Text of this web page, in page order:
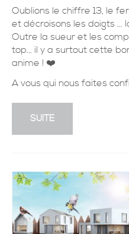
Oublions le chiffre 13, le
et décroisons les doigts ...
Outre la sueur et les
top... il y a surtout cette
anime ! ❤️
A vous qui nous faites
SUITE